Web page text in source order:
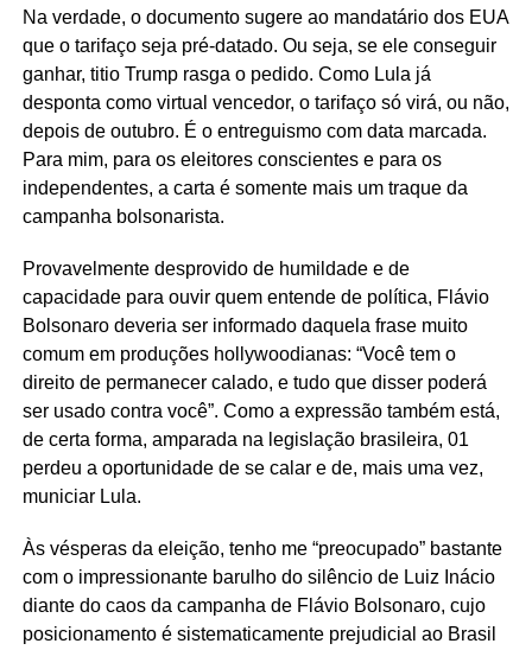
Na verdade, o documento sugere ao mandatário dos EUA
que o tarifaço seja pré-datado. Ou seja, se ele conseguir
ganhar, titio Trump rasga o pedido. Como Lula já
desponta como virtual vencedor, o tarifaço só virá, ou não,
depois de outubro. É o entreguismo com data marcada.
Para mim, para os eleitores conscientes e para os
independentes, a carta é somente mais um traque da
campanha bolsonarista.
Provavelmente desprovido de humildade e de
capacidade para ouvir quem entende de política, Flávio
Bolsonaro deveria ser informado daquela frase muito
comum em produções hollywoodianas: “Você tem o
direito de permanecer calado, e tudo que disser poderá
ser usado contra você”. Como a expressão também está,
de certa forma, amparada na legislação brasileira, 01
perdeu a oportunidade de se calar e de, mais uma vez,
municiar Lula.
Às vésperas da eleição, tenho me “preocupado” bastante
com o impressionante barulho do silêncio de Luiz Inácio
diante do caos da campanha de Flávio Bolsonaro, cujo
posicionamento é sistematicamente prejudicial ao Brasil